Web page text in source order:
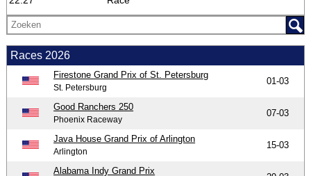
Races 2026
Firestone Grand Prix of St. Petersburg
St. Petersburg
01-03
Good Ranchers 250
Phoenix Raceway
07-03
Java House Grand Prix of Arlington
Arlington
15-03
Alabama Indy Grand Prix